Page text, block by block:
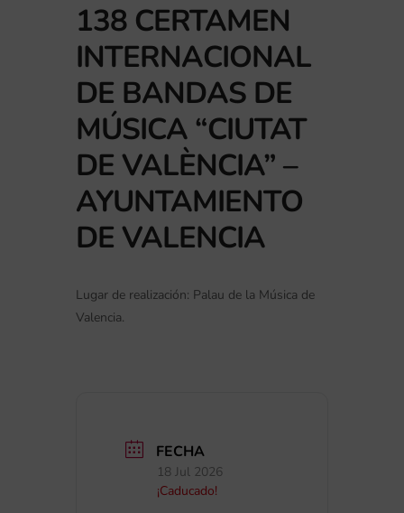
138 CERTAMEN
INTERNACIONAL
DE BANDAS DE
MÚSICA “CIUTAT
DE VALÈNCIA” –
AYUNTAMIENTO
DE VALENCIA
Lugar de realización: Palau de la Música de
Valencia.
FECHA
18 Jul 2026
¡Caducado!